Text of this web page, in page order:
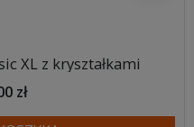
XL z kryształkami
zł